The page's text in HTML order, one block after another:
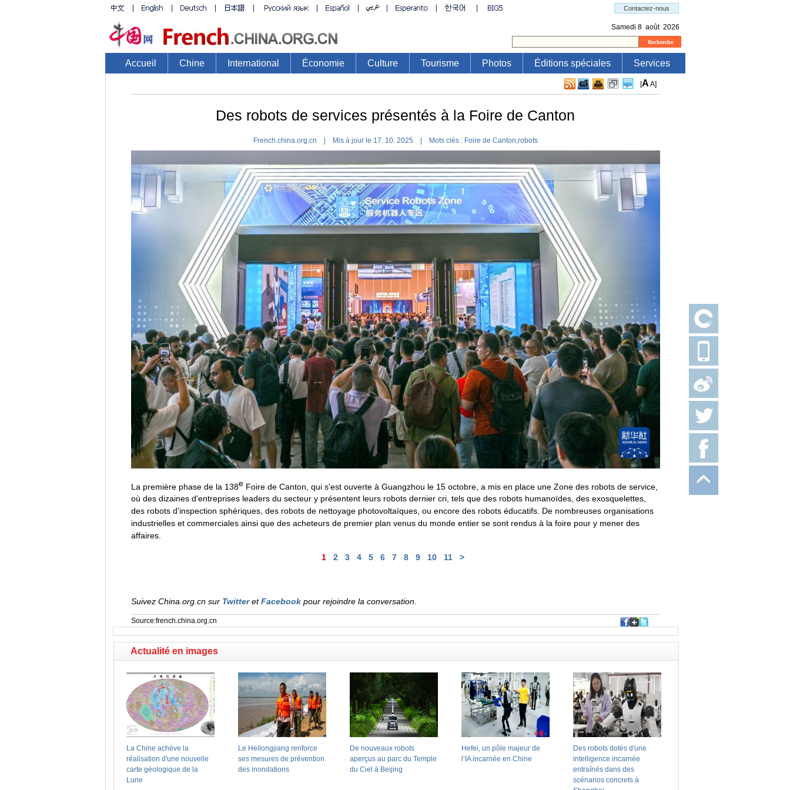
Accueil Chine International Économie Culture Tourisme Photos Éditions spéciales Services
[A A]
​Des robots de services présentés à la Foire de Canton
French.china.org.cn | Mis à jour le 17. 10. 2025 | Mots clés : Foire de Canton,robots
La première phase de la 138eFoire de Canton, qui s'est ouverte à Guangzhou le 15 octobre, a mis en place une Zone des robots de service,
où des dizaines d'entreprises leaders du secteur y présentent leurs robots dernier cri, tels que des robots humanoïdes, des exosquelettes,
des robots d'inspection sphériques, des robots de nettoyage photovoltaïques, ou encore des robots éducatifs. De nombreuses organisations
industrielles et commerciales ainsi que des acheteurs de premier plan venus du monde entier se sont rendus à la foire pour y mener des
affaires.
1 2 3 4 5 6 7 8 9 10 11 >
Suivez China.org.cn sur TwitteretFacebookpour rejoindre la conversation.
Source:french.china.org.cn